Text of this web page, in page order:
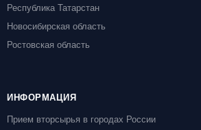
Республика Татарстан
Новосибирская область
Ростовская область
ИНФОРМАЦИЯ
Прием вторсырья в городах России